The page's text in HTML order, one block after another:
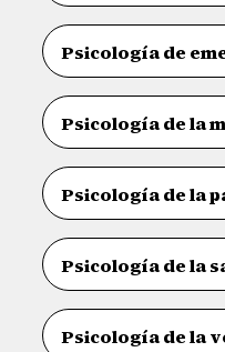
Psicología de
Psicología de la
Psicología de la
Psicología de la
Psicología de la